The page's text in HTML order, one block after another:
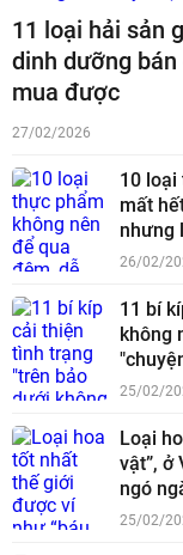
11 loại hải sản
dinh dưỡng
mua được
27/02/2026
10 loại
mất
nhưng
26/02/
11 bí
không
25/02/
Loại
vật”, ở
ngó
25/02/